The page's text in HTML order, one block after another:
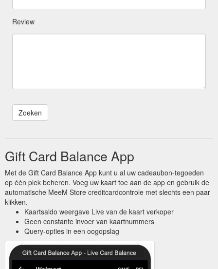
Review
Gift Card Balance App
Met de Gift Card Balance App kunt u al uw cadeaubon-tegoeden
op één plek beheren. Voeg uw kaart toe aan de app en gebruik de
automatische MeeM Store creditcardcontrole met slechts een paar
klikken.
Kaartsaldo weergave Live van de kaart verkoper
Geen constante invoer van kaartnummers
Query-opties in een oogopslag